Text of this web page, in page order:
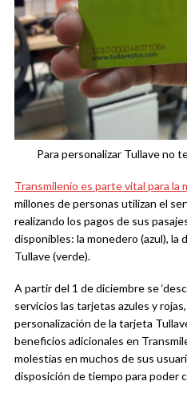
Para personalizar Tullave no
Transmilenio es parte vital para la
millones de personas utilizan el
realizando los pagos de sus
disponibles: la monedero (azul), la
Tullave (verde).
Apartir del 1 de diciembre se
servicios las tarjetas azules y
personalización de la tarjeta
beneficios adicionales en
molestias en muchos de sus
disposición de tiempo para poder